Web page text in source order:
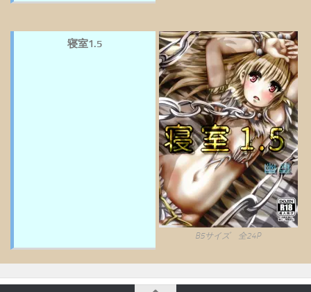
寝室1.5
B5サイズ 全24P